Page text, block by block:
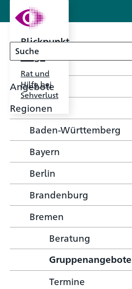
Blickpunkt
Auge
Rat und
Hilfe bei
Sehverlust
Angebote
Regionen
Baden-Württemberg
Bayern
Berlin
Brandenburg
Bremen
Beratung
Gruppenangebote
Termine